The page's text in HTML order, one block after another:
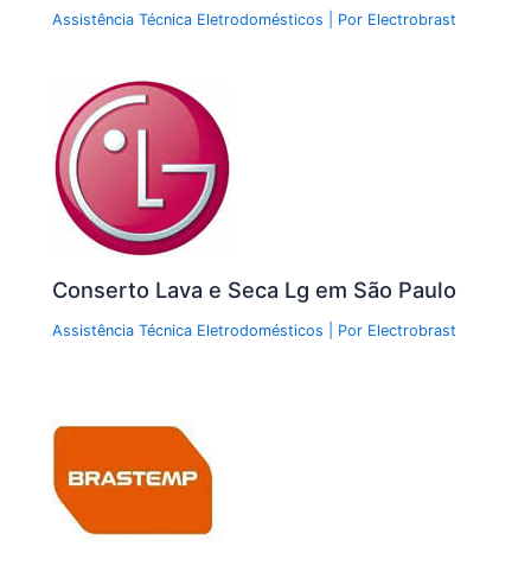
Assistência Técnica Eletrodomésticos | Por Electrobrast
Conserto Lava e Seca Lg em São Paulo
Assistência Técnica Eletrodomésticos | Por Electrobrast